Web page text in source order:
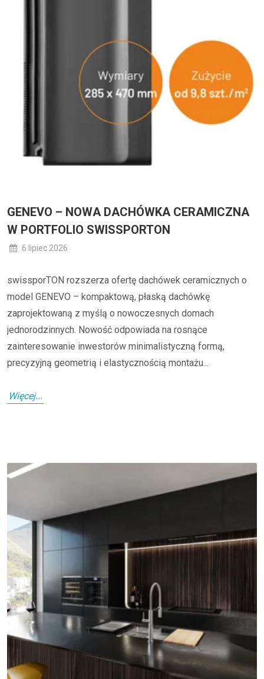
GENEVO – NOWA DACHÓWKA CERAMICZNA
W PORTFOLIO SWISSPORTON
6 lipiec 2026
swissporTON rozszerza ofertę dachówek ceramicznych o
model GENEVO – kompaktową, płaską dachówkę
zaprojektowaną z myślą o nowoczesnych domach
jednorodzinnych. Nowość odpowiada na rosnące
zainteresowanie inwestorów minimalistyczną formą,
precyzyjną geometrią i elastycznością montażu...
Więcej...